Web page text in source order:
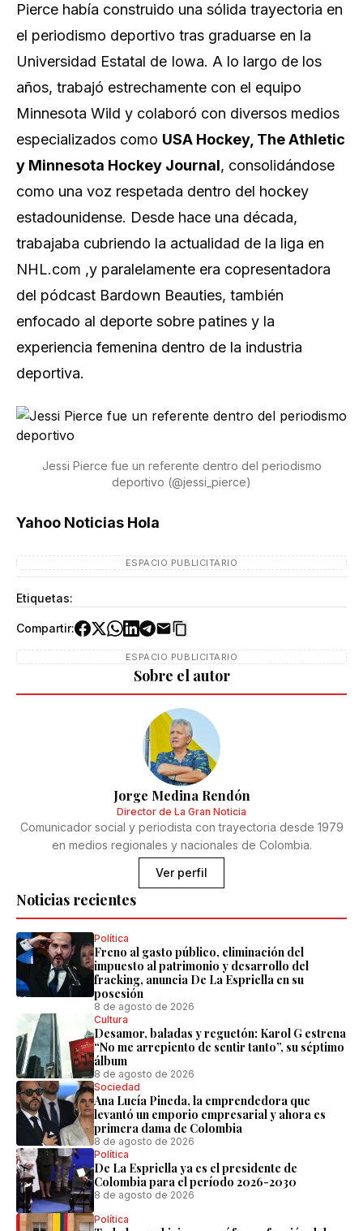
Pierce había construido una sólida trayectoria en
el periodismo deportivo tras graduarse en la
Universidad Estatal de Iowa. A lo largo de los
años, trabajó estrechamente con el equipo
Minnesota Wild y colaboró con diversos medios
especializados como USA Hockey, The Athletic
y Minnesota Hockey Journal, consolidándose
como una voz respetada dentro del hockey
estadounidense. Desde hace una década,
trabajaba cubriendo la actualidad de la liga en
NHL.com ,y paralelamente era copresentadora
del pódcast Bardown Beauties, también
enfocado al deporte sobre patines y la
experiencia femenina dentro de la industria
deportiva.
Jessi Pierce fue un referente dentro del periodismo
deportivo (@jessi_pierce)
Yahoo Noticias Hola
ESPACIO PUBLICITARIO
Etiquetas:
Compartir:
ESPACIO PUBLICITARIO
Noticias recientes
Política
Freno al gasto público, eliminación del
impuesto al patrimonio y desarrollo del
fracking, anuncia De La Espriella en su
posesión
8 de agosto de 2026
Cultura
Desamor, baladas y reguetón: Karol G estrena
“No me arrepiento de sentir tanto”, su séptimo
álbum
8 de agosto de 2026
Sociedad
Ana Lucía Pineda, la emprendedora que
levantó un emporio empresarial y ahora es
primera dama de Colombia
8 de agosto de 2026
Política
De La Espriella ya es el presidente de
Colombia para el período 2026-2030
8 de agosto de 2026
Política
Sobre el autor
Jorge Medina Rendón
Director de La Gran Noticia
Comunicador social y periodista con trayectoria desde 1979
en medios regionales y nacionales de Colombia.
Ver perfil